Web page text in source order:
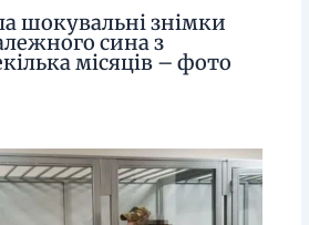
шокувальні знімки
сина з
місяців – фото